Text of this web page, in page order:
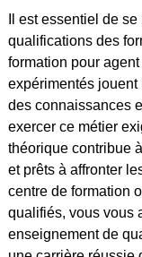
Il est essentiel de
qualifications des
formation pour
expérimentés
des connaissances
exercer ce métier
théorique contribue
et prêts à affronter
centre de formation
qualifiés, vous vous
enseignement de